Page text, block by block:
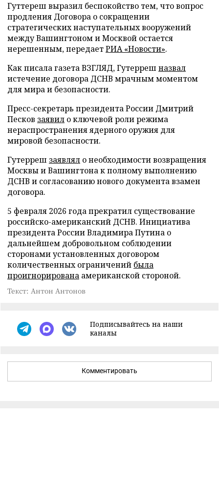
Гуттереш выразил беспокойство тем, что вопрос
продления Договора о сокращении
стратегических наступательных вооружений
между Вашингтоном и Москвой остается
нерешенным, передаетРИА «Новости».
Как писала газета ВЗГЛЯД, Гутерреш назвал
истечение договора ДСНВ мрачным моментом
для мира и безопасности.
Пресс-секретарь президента России Дмитрий
Песков заявил о ключевой роли режима
нераспространения ядерного оружия для
мировой безопасности.
Гутерреш заявлял о необходимости возвращения
Москвы и Вашингтона к полному выполнению
ДСНВ и согласованию нового документа взамен
договора.
5 февраля 2026 года прекратил существование
российско-американский ДСНВ. Инициатива
президента России Владимира Путина о
дальнейшем добровольном соблюдении
сторонами установленных договором
количественных ограничений была
проигнорирована американской стороной.
Текст: Антон Антонов
Подписывайтесь на наши
каналы
Комментировать